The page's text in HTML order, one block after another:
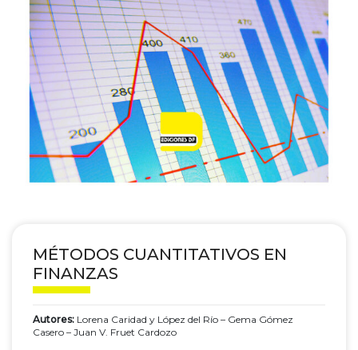
MÉTODOS CUANTITATIVOS EN
FINANZAS
Autores: Lorena Caridad y López del Río – Gema Gómez
Casero – Juan V. Fruet Cardozo